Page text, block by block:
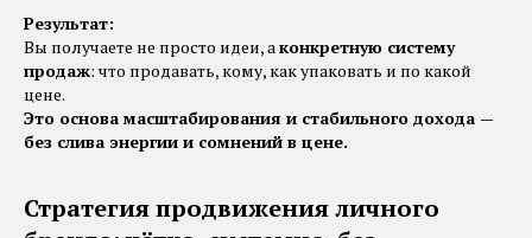
Результат:
Вы получаете не просто идеи, аконкретную систему
продаж: что продавать, кому, как упаковать и по какой
цене.
Это основа масштабирования и стабильного дохода —
без слива энергии и сомнений в цене.
Стратегия продвижения личного